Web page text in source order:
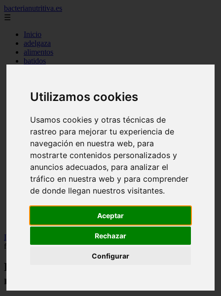
Utilizamos cookies
Usamos cookies y otras técnicas de
rastreo para mejorar tu experiencia de
navegación en nuestra web, para
mostrarte contenidos personalizados y
anuncios adecuados, para analizar el
tráfico en nuestra web y para comprender
de donde llegan nuestros visitantes.
Aceptar
Rechazar
Configurar
bacterianutritiva.es
☰
Inicio
adelgaza
alimentos
batidos
cuanto
dormir
ejercicio
engorda
es_es
gluten
hierro
magnesio
mejor
mujer
Inicio
Lesiones en Cross training: el enfoque más
frecuente e integrador
Lesiones en Cross training: el enfoque
más frecuente e integrador